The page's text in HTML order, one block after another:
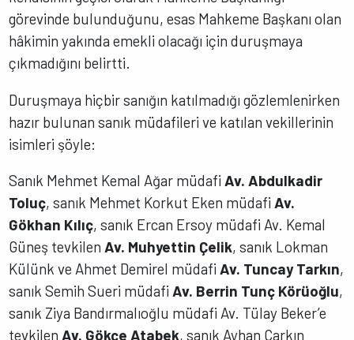
görevinde bulunduğunu, esas Mahkeme Başkanı olan
hâkimin yakında emekli olacağı için duruşmaya
çıkmadığını belirtti.
Duruşmaya hiçbir sanığın katılmadığı gözlemlenirken
hazır bulunan sanık müdafileri ve katılan vekillerinin
isimleri şöyle:
Sanık Mehmet Kemal Ağar müdafi Av. Abdulkadir
Toluç, sanık Mehmet Korkut Eken müdafi Av.
Gökhan Kılıç, sanık Ercan Ersoy müdafi Av. Kemal
Güneş tevkilen Av. Muhyettin Çelik, sanık Lokman
Külünk ve Ahmet Demirel müdafi Av. Tuncay Tarkın,
sanık Semih Sueri müdafi Av. Berrin Tunç Körüoğlu,
sanık Ziya Bandırmalıoğlu müdafi Av. Tülay Beker’e
tevkilen Av. Gökçe Atabek, sanık Ayhan Çarkın